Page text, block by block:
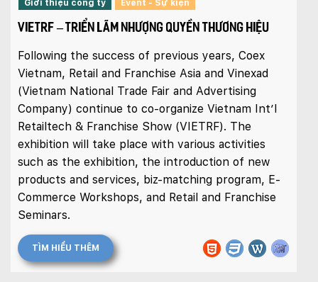
Giới thiệu công ty Event - Sự kiện
VIETRF – TRIỂN LÃM NHƯỢNG QUYỀN THƯƠNG HIỆU
Following the success of previous years, Coex
Vietnam, Retail and Franchise Asia and Vinexad
(Vietnam National Trade Fair and Advertising
Company) continue to co-organize Vietnam Int’l
Retailtech & Franchise Show (VIETRF). The
exhibition will take place with various activities
such as the exhibition, the introduction of new
products and services, biz-matching program, E-
Commerce Workshops, and Retail and Franchise
Seminars.
TÌM HIỂU THÊM